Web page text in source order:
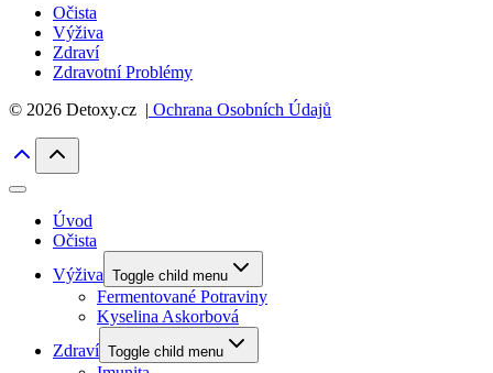
Očista
Výživa
Zdraví
Zdravotní Problémy
© 2026 Detoxy.cz | Ochrana Osobních Údajů
Úvod
Očista
Výživa Toggle child menu
Fermentované Potraviny
Kyselina Askorbová
Zdraví Toggle child menu